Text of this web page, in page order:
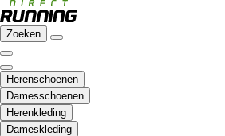
Zoeken
Herenschoenen
Damesschoenen
Herenkleding
Dameskleding